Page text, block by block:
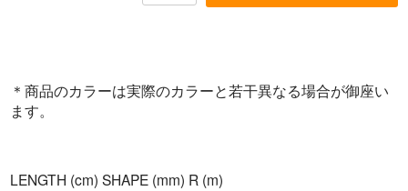
＊商品のカラーは実際のカラーと若干異なる場合が御座い
ます。
LENGTH (cm) SHAPE (mm) R (m)